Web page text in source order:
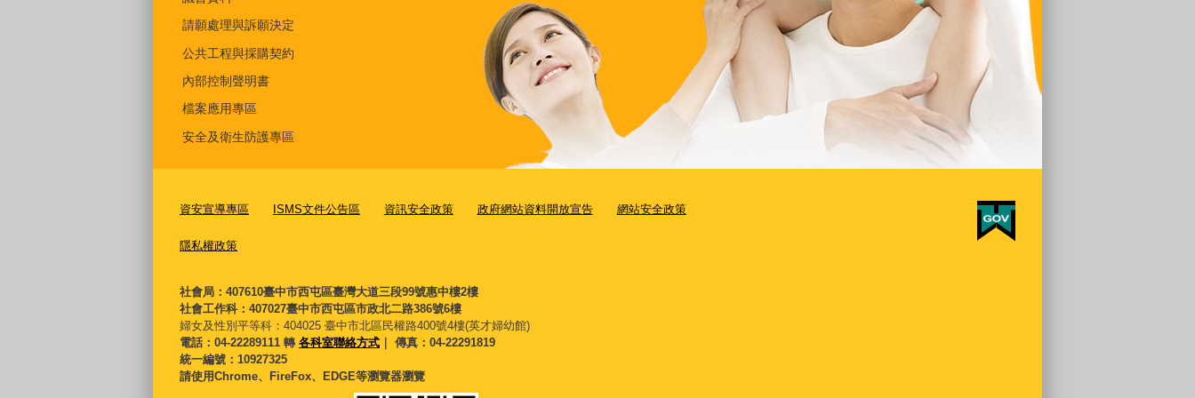
請願處理與訴願決定
公共工程與採購契約
內部控制聲明書
檔案應用專區
安全及衛生防護專區
資安宣導專區 ISMS文件公告區 資訊安全政策 政府網站資料開放宣告 網站安全政策
隱私權政策
社會局：407610臺中市西屯區臺灣大道三段99號惠中樓2樓
社會工作科：407027臺中市西屯區市政北二路386號6樓
婦女及性別平等科： 404025 臺中市北區民權路400號4樓(英才婦幼館)
電話：04-22289111 轉 各科室聯絡方式 ｜ 傳真：04-22291819
統一編號：10927325
請使用Chrome、FireFox、EDGE等瀏覽器瀏覽